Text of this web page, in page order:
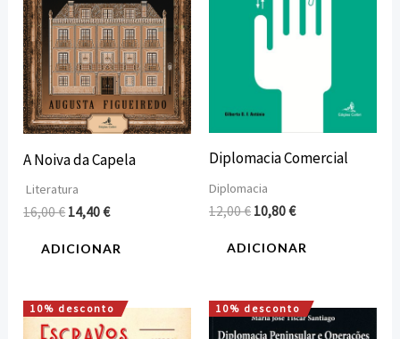
A Noiva da Capela
Literatura
16,00€ 14,40€
ADICIONAR
Diplomacia Comercial
Diplomacia
12,00€ 10,80€
ADICIONAR
10% desconto
O
preço
O
preço
10% desconto
O
preço
O
preço